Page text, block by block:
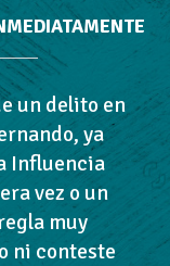
un delito en
ya
Influencia
vez o un
muy
ni conteste